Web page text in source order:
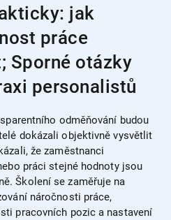
jak
práce
Sporné otázky
personalistů
odměňování budou
dokázali objektivně vysvětlit
že zaměstnanci
práci stejné hodnoty jsou
Školení se zaměřuje na
náročnosti práce,
pracovních pozic a nastavení